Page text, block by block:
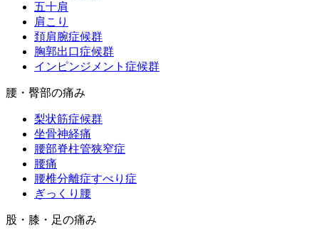
五十肩
肩こり
頚肩腕症候群
胸郭出口症候群
インピンジメント症候群
腰・臀部の痛み
梨状筋症候群
坐骨神経痛
腰部脊柱管狭窄症
腰痛
腰椎分離症すべり症
ぎっくり腰
股・膝・足の痛み